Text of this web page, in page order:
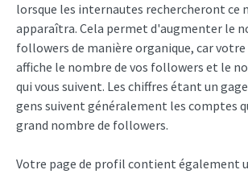
lorsque les internautes rechercheront
apparaîtra. Cela permet d'augmenter le
followers de manière organique, car
affiche le nombre de vos followers et le
qui vous suivent. Les chiffres étant un
gens suivent généralement les comptes
grand nombre de followers.
Votre page de profil contient également